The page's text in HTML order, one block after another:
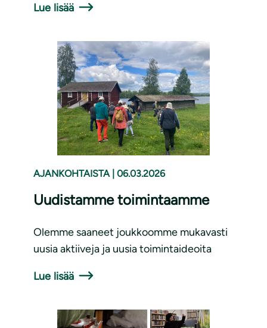
Lue lisää
AJANKOHTAISTA 06.03.2026
Uudistamme toimintaamme
Olemme saaneet joukkoomme mukavasti
uusia aktiiveja ja uusia toimintaideoita
Lue lisää